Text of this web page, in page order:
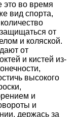
это во время
вид спорта,
от
и коляской.
от
и кистей из-
высокого
и
и
держась за